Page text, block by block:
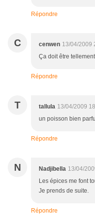
Répondre
C cenwen 13/04/2009
Ça doit être
Répondre
T tallula 13/04/2009
un poisson bien
Répondre
N Nadjibella 13/04/
Les épices me font
Je prends de suite.
Répondre